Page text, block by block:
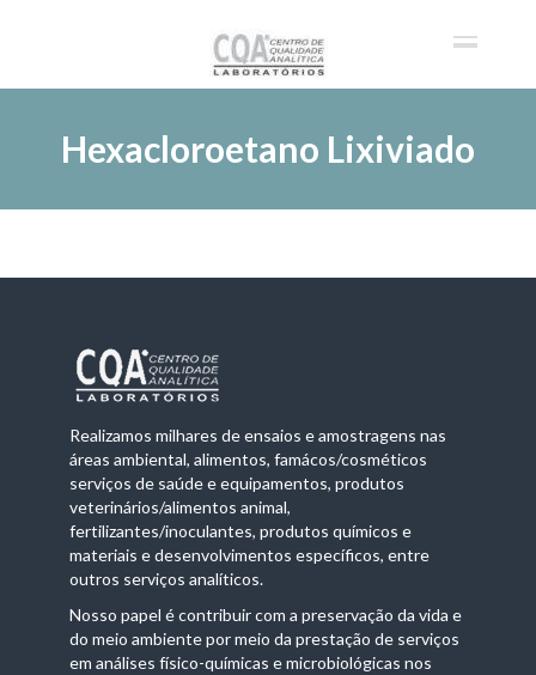
Hexacloroetano Lixiviado
Realizamos milhares de ensaios e amostragens nas
áreas ambiental, alimentos, famácos/cosméticos
serviços de saúde e equipamentos, produtos
veterinários/alimentos animal,
fertilizantes/inoculantes, produtos químicos e
materiais e desenvolvimentos específicos, entre
outros serviços analíticos.
Nosso papel é contribuir com a preservação da vida e
do meio ambiente por meio da prestação de serviços
em análises físico-químicas e microbiológicas nos